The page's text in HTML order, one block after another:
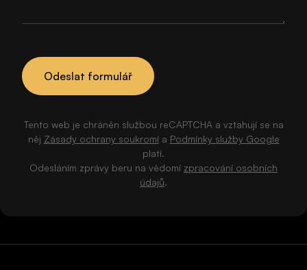
Odeslat formulář
Tento web je chráněn službou reCAPTCHA a vztahují se na
něj Zásady ochrany soukromía Podmínky služby Google
platí.
Odesláním zprávy beru na vědomí zpracování osobních
údajů.